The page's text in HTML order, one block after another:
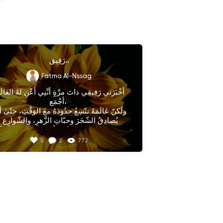
رَفِيق..
Fatma Al-Nssag
أجْمَع،
والطرُقات، وجميعُهُم أيضًا يعنونَ لهُ
best friend once told me that I mean
5 2 772